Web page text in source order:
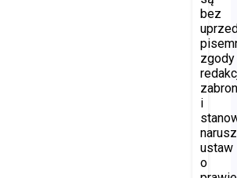
bez
zgody
i
ustaw
o